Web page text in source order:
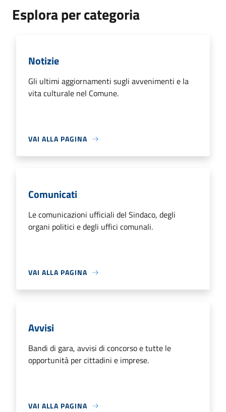
Esplora per categoria
Notizie
Gli ultimi aggiornamenti sugli avvenimenti e la
vita culturale nel Comune.
VAI ALLA PAGINA
Comunicati
Le comunicazioni ufficiali del Sindaco, degli
organi politici e degli uffici comunali.
VAI ALLA PAGINA
Avvisi
Bandi di gara, avvisi di concorso e tutte le
opportunità per cittadini e imprese.
VAI ALLA PAGINA